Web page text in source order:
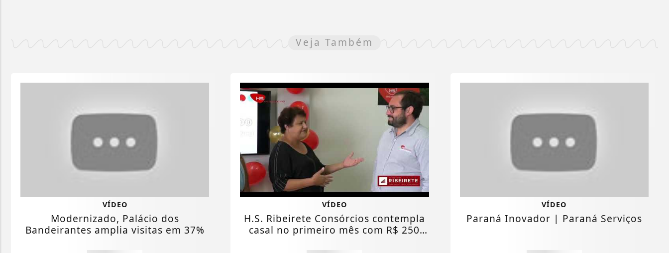
Veja Também
VÍDEO
Modernizado, Palácio dos
Bandeirantes amplia visitas em 37%
VÍDEO
H.S. Ribeirete Consórcios contempla
casal no primeiro mês com R$ 250
VÍDEO
Paraná Inovador | Paraná Serviços